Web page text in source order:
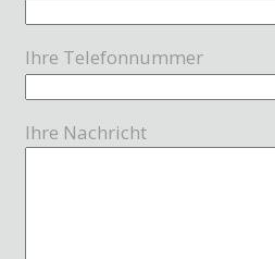
Ihre Telefonnummer
Ihre Nachricht